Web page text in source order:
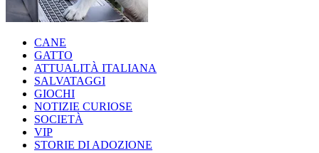
CANE
GATTO
ATTUALITÀ ITALIANA
SALVATAGGI
GIOCHI
NOTIZIE CURIOSE
SOCIETÀ
VIP
STORIE DI ADOZIONE